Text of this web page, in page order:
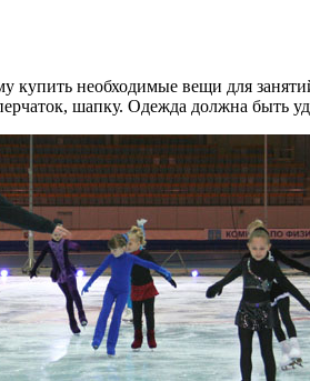
необходимые вещи для
шапку. Одежда должна быть